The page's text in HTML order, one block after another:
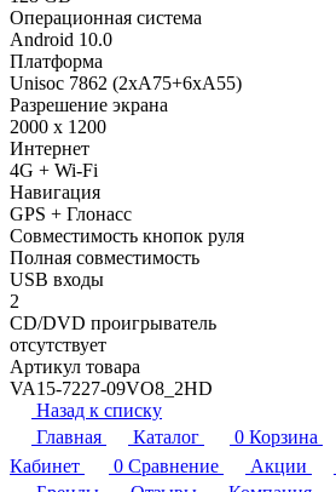
Операционная система
Android 10.0
Платформа
Unisoc 7862 (2xA75+6xA55)
Разрешение экрана
2000 x 1200
Интернет
4G + Wi-Fi
Навигация
GPS + Глонасс
Совместимость кнопок руля
Полная совместимость
USB входы
2
CD/DVD проигрыватель
отсутствует
Артикул товара
VA15-7227-09VO8_2HD
Назад к списку
Главная
Каталог 0 Корзина
Кабинет
0 Сравнение Акции